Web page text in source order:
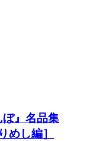
』名品集
めし編］